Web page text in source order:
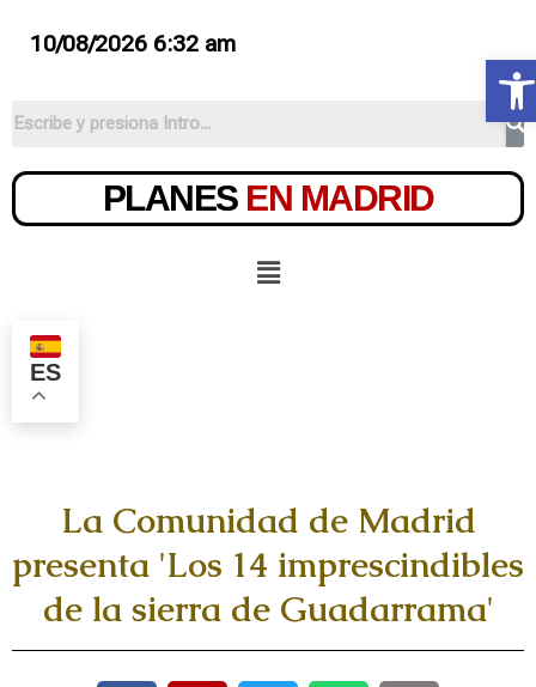
10/08/2026 6:32 am
PLANES EN MADRID
ES
La Comunidad de Madrid
presenta 'Los 14 imprescindibles
de la sierra de Guadarrama'